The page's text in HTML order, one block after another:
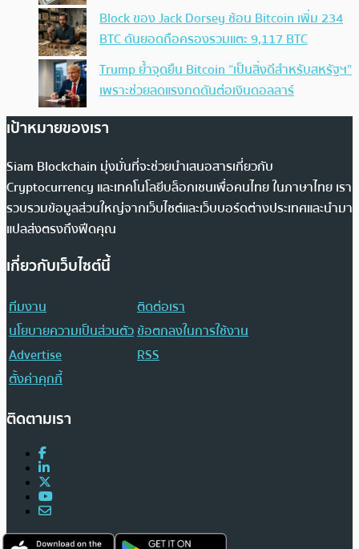
Block ของ Jack Dorsey ช้อน Bitcoin เพิ่ม 234
BTC ดันยอดถือครองรวมแตะ 9,117 BTC
Trump ย้ำจุดยืน Bitcoin “เป็นสิ่งดีสำหรับสหรัฐฯ”
เพราะช่วยลดแรงกดดันต่อเงินดอลลาร์
เป้าหมายของเรา
Siam Blockchain มุ่งมั่นที่จะช่วยนำเสนอสารเกี่ยวกับ
Cryptocurrency และเทคโนโลยีบล็อกเชนเพื่อคนไทย ในภาษาไทย เรา
รวบรวมข้อมูลส่วนใหญ่จากเว็บไซต์และเว็บบอร์ดต่างประเทศและนำมา
แปลส่งตรงถึงฟีดคุณ
เกี่ยวกับเว็บไซต์นี้
ทีมงาน
ติดต่อเรา
นโยบายความเป็นส่วนตัวข้อตกลงในการใช้งาน
Advertise
RSS
ตั้งค่าคุกกี้
ติดตามเรา